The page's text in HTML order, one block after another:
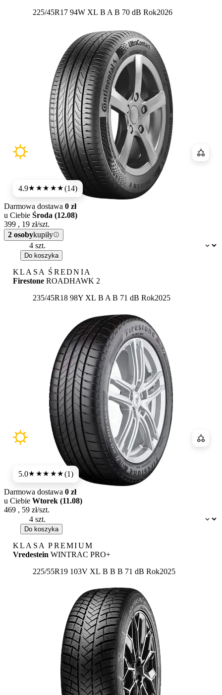
225/45R17 94W XL Etykieta:
B A B 70 dB Rok2026
4.9★★★★★(14)
Dostępność:
Darmowa dostawa 0 zł
u Ciebie Środa (12.08)
399 , 19 zł/szt.
2 osobykupiły
Do koszyka
KLASA ŚREDNIA
Firestone ROADHAWK 2
235/45R18 98Y XL Etykieta:
B A B 71 dB Rok2025
5.0★★★★★(1)
Dostępność:
Darmowa dostawa 0 zł
u Ciebie Wtorek (11.08)
469 , 59 zł/szt.
Do koszyka
KLASA PREMIUM
Vredestein WINTRAC PRO+
225/55R19 103V XL Etykieta:
B B B 71 dB Rok2025